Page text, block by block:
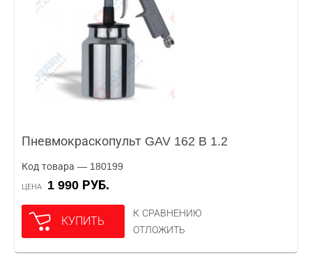
Пневмокраскопульт GAV 162 B 1.2
Код товара — 180199
ЦЕНА 1 990 РУБ.
КУПИТЬ
К СРАВНЕНИЮ
ОТЛОЖИТЬ